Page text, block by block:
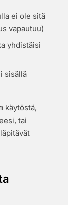
ei ole sitä
vapautuu)
yhdistäisi
sisällä
käytöstä,
tai